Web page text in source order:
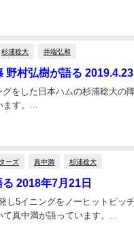
杉浦稔大 井端弘和
野村弘樹が語る 2019.4.23
をした日本ハムの杉浦稔大の
す。...
ーズ 真中満 杉浦稔大
2018年7月21日
し5イニングをノーヒットピッ
真中満が語っています。...